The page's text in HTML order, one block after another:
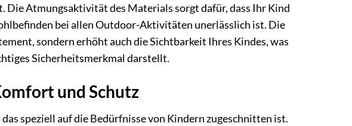
Die Atmungsaktivität des Materials sorgt dafür, dass Ihr Kind
bei allen Outdoor-Aktivitäten unerlässlich ist. Die
sondern erhöht auch die Sichtbarkeit Ihres Kindes, was
Sicherheitsmerkmal darstellt.
und Schutz
speziell auf die Bedürfnisse von Kindern zugeschnitten ist.